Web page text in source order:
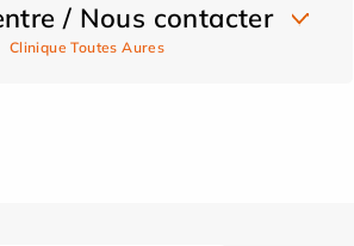
/ Nous contacter
Clinique Toutes Aures